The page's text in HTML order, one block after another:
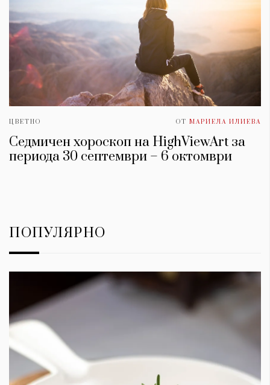
ЦВЕТНО ОТ МАРИЕЛА ИЛИЕВА
Седмичен хороскоп на HighViewArt за
периода 30 септември – 6 октомври
ПОПУЛЯРНО